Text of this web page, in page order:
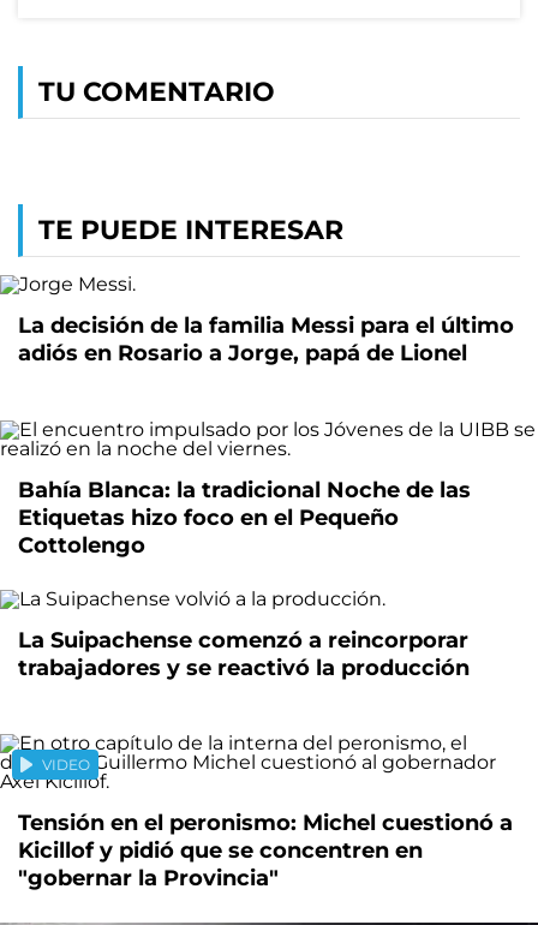
TU COMENTARIO
TE PUEDE INTERESAR
La decisión de la familia Messi para el último
adiós en Rosario a Jorge, papá de Lionel
Bahía Blanca: la tradicional Noche de las
Etiquetas hizo foco en el Pequeño
Cottolengo
La Suipachense comenzó a reincorporar
trabajadores y se reactivó la producción
VIDEO
Tensión en el peronismo: Michel cuestionó a
Kicillof y pidió que se concentren en
"gobernar la Provincia"